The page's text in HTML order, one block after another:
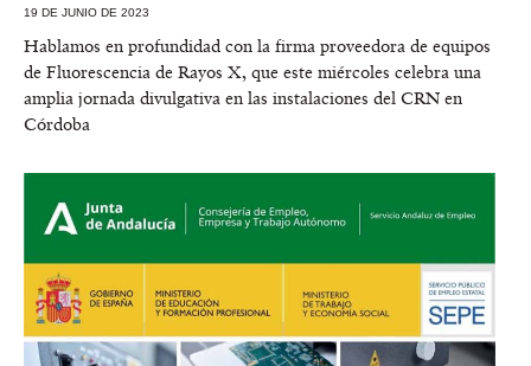
19 DE JUNIO DE 2023
Hablamos en profundidad con la firma proveedora de equipos
de Fluorescencia de Rayos X, que este miércoles celebra una
amplia jornada divulgativa en las instalaciones del CRN en
Córdoba